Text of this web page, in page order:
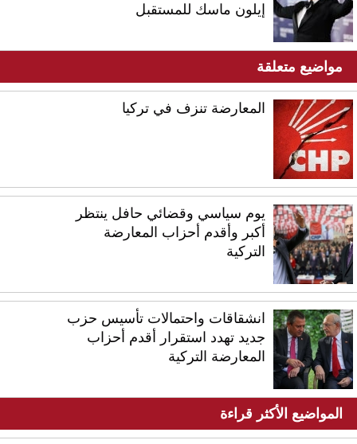
إيلون ماسك للمستقبل
مواضيع متعلقة
المعارضة تنزف في تركيا
يوم سياسي وقضائي حافل ينتظر
أكبر وأقدم أحزاب المعارضة
التركية
انشقاقات واحتمالات تأسيس حزب
جديد تهدد استقرار أقدم أحزاب
المعارضة التركية
المواضيع الأكثر قراءة